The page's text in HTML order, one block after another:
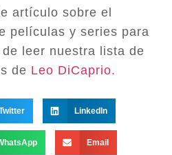
artículo sobre el
películas y series para
leer nuestra lista de
de Leo DiCaprio.
LinkedIn
Email